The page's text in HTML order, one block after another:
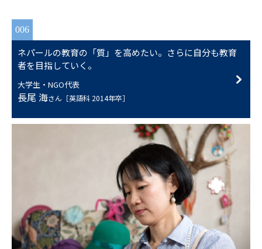
006
ネパールの教育の「質」を高めたい。さらに自分も教育
者を目指していく。
大学生・NGO代表
長尾 海さん［英語科 2014年卒］